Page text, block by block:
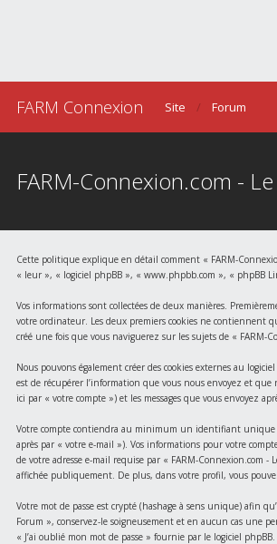
FARM Connexion Site Forum
FARM-Connexion.com -
Cette politique explique en détail comment « FARM-
« leur », « logiciel phpBB », « www.phpbb.com », « phpBB
Vos informations sont collectées de deux manières.
votre ordinateur. Les deux premiers cookies ne contiennent
créé une fois que vous naviguerez sur les sujets de «
Nous pouvons également créer des cookies externes au
est de récupérer l’information que vous nous envoyez et que
ici par « votre compte ») et les messages que vous envoyez
Votre compte contiendra au minimum un identifiant unique
après par « votre e-mail »). Vos informations pour votre
de votre adresse e-mail requise par « FARM-Connexion.com
affichée publiquement. De plus, dans votre profil, vous
Votre mot de passe est crypté (hashage à sens unique) afin
Forum », conservez-le soigneusement et en aucun cas une
« J’ai oublié mon mot de passe » fournie par le logiciel